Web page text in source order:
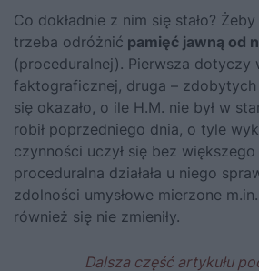
Co dokładnie z nim się stało?
trzeba odróżnić pamięć jawną od
(proceduralnej). Pierwsza dotyczy
faktograficznej, druga –
się okazało, o ile H.M. nie był w
robił poprzedniego dnia, o tyle
czynności uczył się bez
proceduralna działała u niego
zdolności umysłowe mierzone
również się nie zmieniły.